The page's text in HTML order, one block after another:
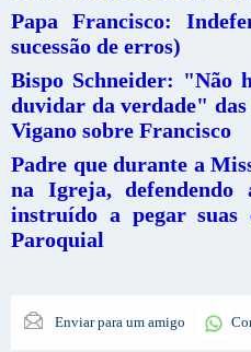
Papa Francisco:
sucessão de erros)
Bispo Schneider: "Não
duvidar da verdade" das
Vigano sobre Francisco
Padre que durante a
na Igreja,
instruído a pegar suas
Paroquial
Enviar para um amigo